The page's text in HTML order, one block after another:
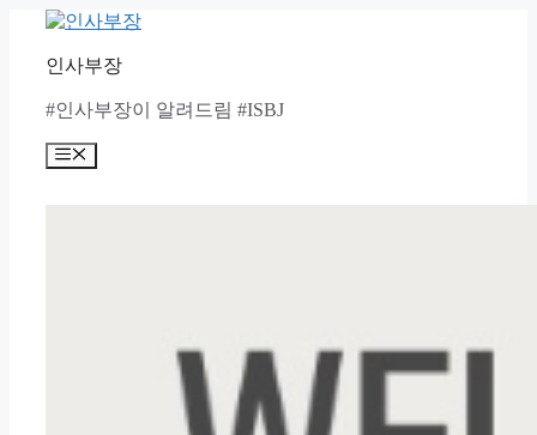
content인사부장
#인사부장이 알려드림 #ISBJ
Menu